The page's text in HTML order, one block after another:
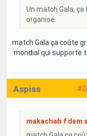
Un match Gala,
organisé.
match Gala ça coûte
mondial qui supporte
Aspiss
makachah f dem